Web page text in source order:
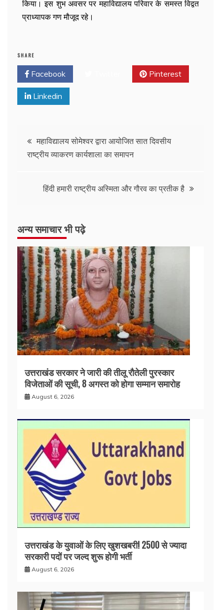
किया। इस शुभ अवसर पर महाविद्यालय परिवार के समस्त विद्वत
प्राध्यापक गण मौजूद रहे।
SHARE
Facebook Pinterest
Linkedin
महाविद्यालय सोमेश्वर द्वारा आयोजित सात दिवसीय
राष्ट्रीय व्याकरण कार्यशाला का समापन
हिंदी हमारी राष्ट्रीय अस्मिता और गौरव का प्रतीक है
अन्य समाचार भी पढ़े
उत्तराखंड सरकार ने जारी की तीलू रौतेली पुरस्कार
विजेताओं की सूची, 8 अगस्त को होगा सम्मान समारोह
August 6, 2026
उत्तराखंड के युवाओं के लिए खुशखबरी! 2500 से ज्यादा
सरकारी पदों पर जल्द शुरू होगी भर्ती
August 6, 2026